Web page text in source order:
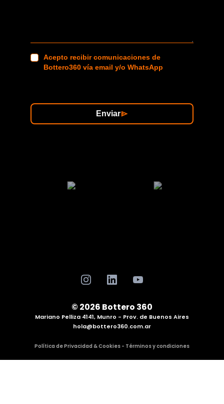
Acepto recibir comunicaciones de
Bottero360 vía email y/o WhatsApp
Enviar
© 2026 Bottero 360
Mariano Pelliza 4141, Munro - Prov. de Buenos Aires
hola@bottero360.com.ar
Política de Privacidad & Cookies - Términos y condiciones